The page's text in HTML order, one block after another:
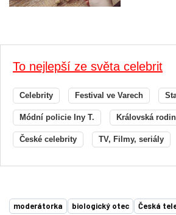
To nejlepší ze světa celebrit
Celebrity Festival ve Varech
Módní policie Iny T. Královská
České celebrity TV, Filmy, seriály
moderátorka biologický otec Česká